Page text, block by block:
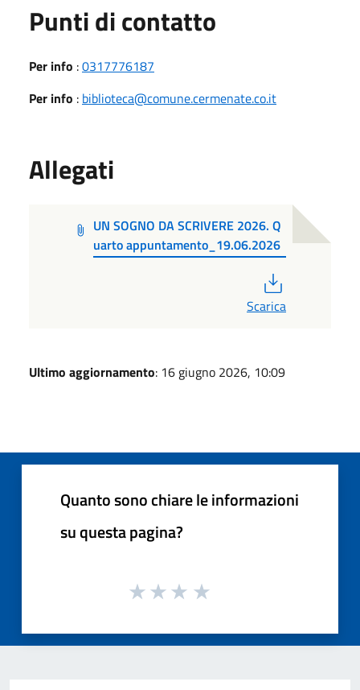
Punti di contatto
Per info :0317776187
Per info : biblioteca@comune.cermenate.co.it
Allegati
UN SOGNO DA SCRIVERE 2026. Q
uarto appuntamento_19.06.2026
Scarica
Ultimo aggiornamento: 16 giugno 2026, 10:09
Quanto sono chiare le informazioni
su questa pagina?